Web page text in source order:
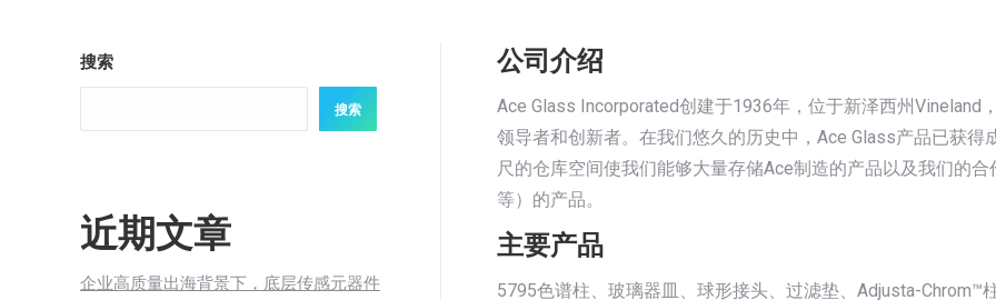
公司介绍
Ace Glass Incorporated创建于1936年，位于新泽西州
领导者和创新者。在我们悠久的历史中，Ace Glass产品已获
尺的仓库空间使我们能够大量存储Ace制造的产品以及我们的
等）的产品。
主要产品
5795色谱柱、玻璃器皿、球形接头、过滤垫、Adjusta-Chrom™
搜索
搜索
近期文章
企业高质量出海背景下，底层传感元器件